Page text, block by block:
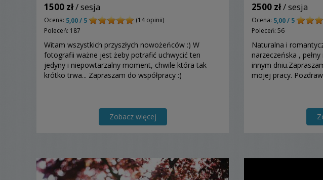
1500 zł/ sesja
Ocena: 5,00 / 5
(14 opinii)
Poleceń: 187
Witam wszystkich przyszłych nowożeńców :) W
fotografii ważne jest żeby potrafić uchwycić ten
jedyny i niepowtarzalny moment, chwile która tak
krótko trwa... Zapraszam do współpracy :)
Zobacz więcej
2500 zł/ sesja
Ocena: 5,00 / 5
Poleceń: 56
Naturalna i
narzeczeńska ,
innym
mojej pracy.